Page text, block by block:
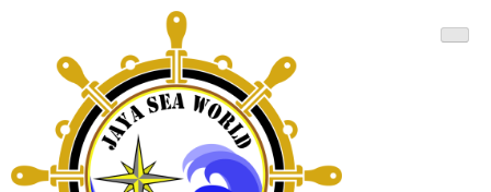
content